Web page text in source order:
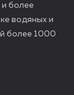
и более
водяных и
более 1000